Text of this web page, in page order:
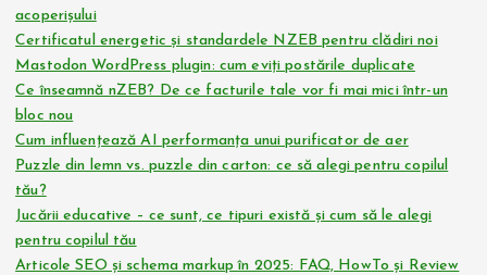
acoperișului
Certificatul energetic și standardele NZEB pentru clădiri noi
Mastodon WordPress plugin: cum eviți postările duplicate
Ce înseamnă nZEB? De ce facturile tale vor fi mai mici într-un
bloc nou
Cum influențează AI performanța unui purificator de aer
Puzzle din lemn vs. puzzle din carton: ce să alegi pentru copilul
tău?
Jucării educative – ce sunt, ce tipuri există și cum să le alegi
pentru copilul tău
Articole SEO și schema markup în 2025: FAQ, HowTo și Review